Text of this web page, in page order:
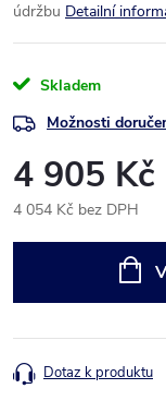
údržbu Detailní
Skladem
Možnosti
4 905 Kč
4 054 Kč bez DPH
Dotaz k produktu